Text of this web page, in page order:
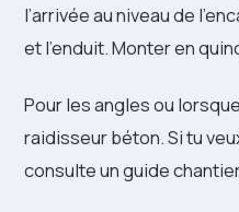
l’arrivée au niveau de
et l’enduit. Monter en
Pour les angles ou
raidisseur béton. Si tu
consulte un guide